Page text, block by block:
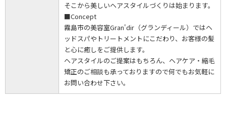
そこから美しいヘアスタイルづくりは始まります。
■Concept
霧島市の美容室Gran'dir（グランディール）ではヘ
ッドスパやトリートメントにこだわり、お客様の髪
と心に癒しをご提供します。
ヘアスタイルのご提案はもちろん、ヘアケア・縮毛
矯正のご相談も承っておりますので何でもお気軽に
お問い合わせ下さい。